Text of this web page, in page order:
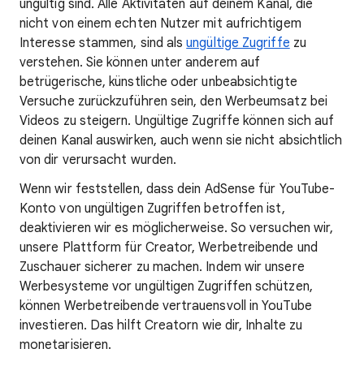
ungültig sind. Alle Aktivitäten auf deinem Kanal, die
nicht von einem echten Nutzer mit aufrichtigem
Interesse stammen, sind alsungültige Zugriffe zu
verstehen. Sie können unter anderem auf
betrügerische, künstliche oder unbeabsichtigte
Versuche zurückzuführen sein, den Werbeumsatz bei
Videos zu steigern. Ungültige Zugriffe können sich auf
deinen Kanal auswirken, auch wenn sie nicht absichtlich
von dir verursacht wurden.
Wenn wir feststellen, dass dein AdSense für YouTube-
Konto von ungültigen Zugriffen betroffen ist,
deaktivieren wir es möglicherweise. So versuchen wir,
unsere Plattform für Creator, Werbetreibende und
Zuschauer sicherer zu machen. Indem wir unsere
Werbesysteme vor ungültigen Zugriffen schützen,
können Werbetreibende vertrauensvoll in YouTube
investieren. Das hilft Creatorn wie dir, Inhalte zu
monetarisieren.